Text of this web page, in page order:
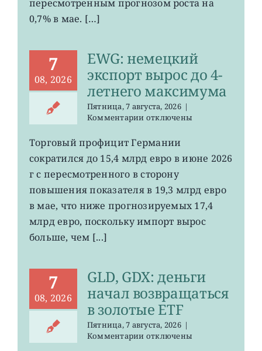
пересмотренным прогнозом роста на
0,7% в мае. […]
7
08, 2026
EWG: немецкий
экспорт вырос до 4-
летнего максимума
Пятница, 7 августа, 2026 |
Комментариик
EWG:
немецкий
экспорт
вырос
4-
летнего
отключены
Торговый профицит Германии
сократился до 15,4 млрд евро в июне 2026
г с пересмотренного в сторону
повышения показателя в 19,3 млрд евро
в мае, что ниже прогнозируемых 17,4
млрд евро, поскольку импорт вырос
больше, чем [...]
7
08, 2026
GLD, GDX: деньги
начал возвращаться
в золотые ETF
Пятница, 7 августа, 2026 |
Комментариикотключены